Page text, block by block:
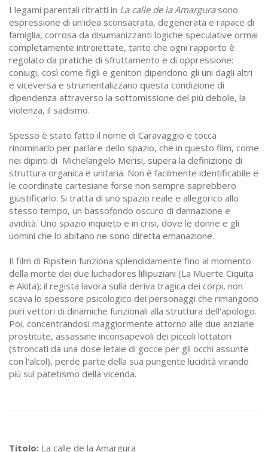
I legami parentali ritratti in La calle de la Amargurasono
espressione di un'idea sconsacrata, degenerata e rapace di
famiglia, corrosa da disumanizzanti logiche speculative ormai
completamente introiettate, tanto che ogni rapporto è
regolato da pratiche di sfruttamento e di oppressione:
coniugi, così come figli e genitori dipendono gli uni dagli altri
e viceversa e strumentalizzano questa condizione di
dipendenza attraverso la sottomissione del più debole, la
violenza, il sadismo.
Spesso è stato fatto il nome di Caravaggio e tocca
rinominarlo per parlare dello spazio, che in questo film, come
nei dipinti di Michelangelo Merisi, supera la definizione di
struttura organica e unitaria. Non è facilmente identificabile e
le coordinate cartesiane forse non sempre saprebbero
giustificarlo. Si tratta di uno spazio reale e allegorico allo
stesso tempo, un bassofondo oscuro di dannazione e
avidità. Uno spazio inquieto e in crisi, dove le donne e gli
uomini che lo abitano ne sono diretta emanazione.
Il film di Ripstein funziona splendidamente fino al momento
della morte dei due luchadores lillipuziani (La Muerte Ciquita
e Akita); il regista lavora sulla deriva tragica dei corpi, non
scava lo spessore psicologico dei personaggi che rimangono
puri vettori di dinamiche funzionali alla struttura dell'apologo.
Poi, concentrandosi maggiormente attorno alle due anziane
prostitute, assassine inconsapevoli dei piccoli lottatori
(stroncati da una dose letale di gocce per gli occhi assunte
con l'alcol), perde parte della sua pungente lucidità virando
più sul patetismo della vicenda.
Titolo: La calle de la Amargura